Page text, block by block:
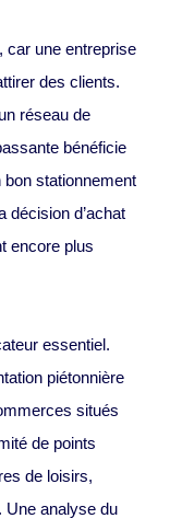
car une entreprise
des clients.
réseau de
bénéficie
bon stationnement
décision d’achat
encore plus
essentiel.
piétonnière
situés
de points
de loisirs,
Une analyse du